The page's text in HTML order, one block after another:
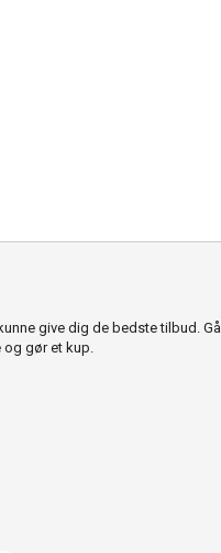
give dig de bedste tilbud. Gå
gør et kup.